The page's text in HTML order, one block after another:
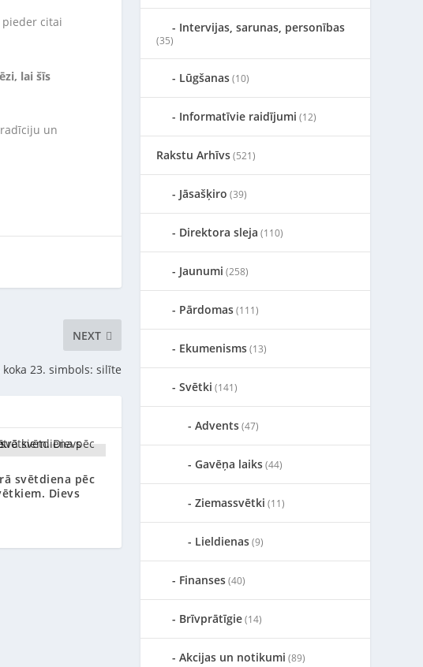
pieder citai
lai šīs
un
NEXT
koka 23. simbols: silīte
svētdiena pēc
Dievs
Intervijas, sarunas, personības
(35)
Lūgšanas(10)
Informatīvie raidījumi (12)
Rakstu Arhīvs(521)
Jāsašķiro (39)
Direktora sleja (110)
Jaunumi (258)
Pārdomas(111)
Ekumenisms(13)
Svētki (141)
Advents(47)
Gavēņa laiks(44)
Ziemassvētki (11)
Lieldienas(9)
Finanses(40)
Brīvprātīgie(14)
Akcijas un notikumi (89)